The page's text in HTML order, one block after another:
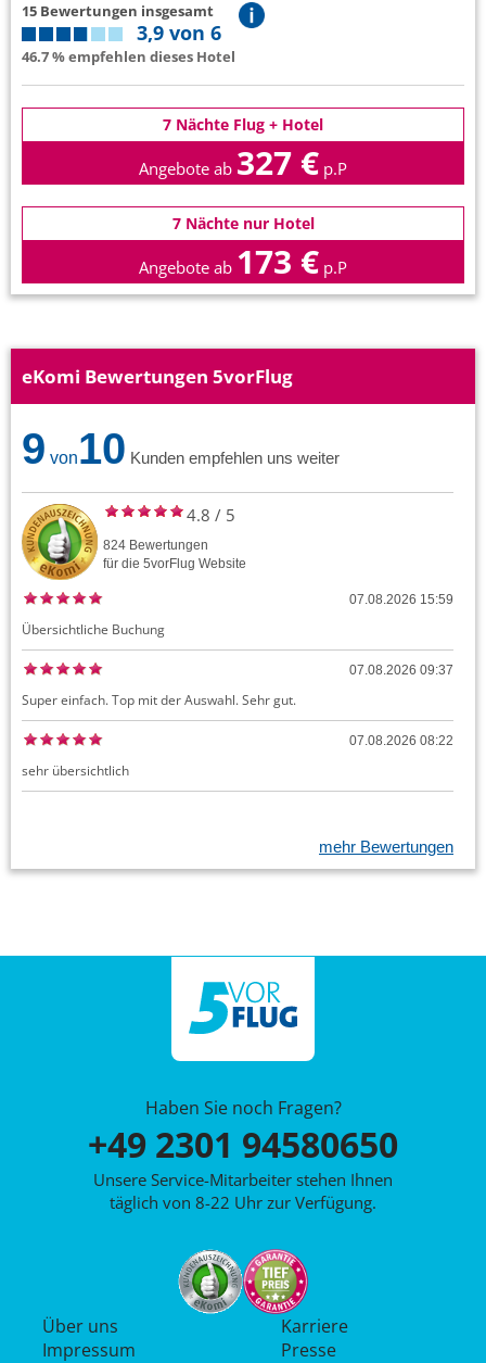
15 Bewertungen insgesamt
3,9 von 6
46.7 % empfehlen dieses Hotel
7 Nächte Flug + Hotel
Angebote ab 327 € p.P
7 Nächte nur Hotel
Angebote ab 173 € p.P
eKomi Bewertungen 5vorFlug
9 von10 Kunden empfehlen uns weiter
4.8 / 5
824 Bewertungen
für die 5vorFlug Website
07.08.2026 15:59
Übersichtliche Buchung
07.08.2026 09:37
Super einfach. Top mit der Auswahl. Sehr gut.
07.08.2026 08:22
sehr übersichtlich
mehr Bewertungen
Haben Sie noch Fragen?
+49 2301 94580650
Unsere Service-Mitarbeiter stehen Ihnen
täglich von 8-22 Uhr zur Verfügung.
Über uns
Impressum
Karriere
Presse